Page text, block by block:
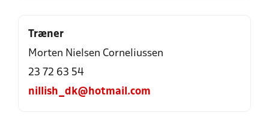
Træner
Morten Nielsen Corneliussen
23 72 63 54
nillish_dk@hotmail.com